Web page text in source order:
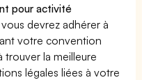
pour activité
vous devrez adhérer à
votre convention
trouver la meilleure
légales liées à votre